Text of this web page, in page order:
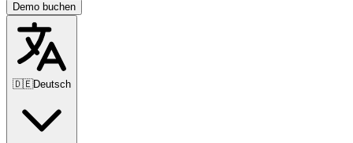
Demo buchen
🇩🇪Deutsch